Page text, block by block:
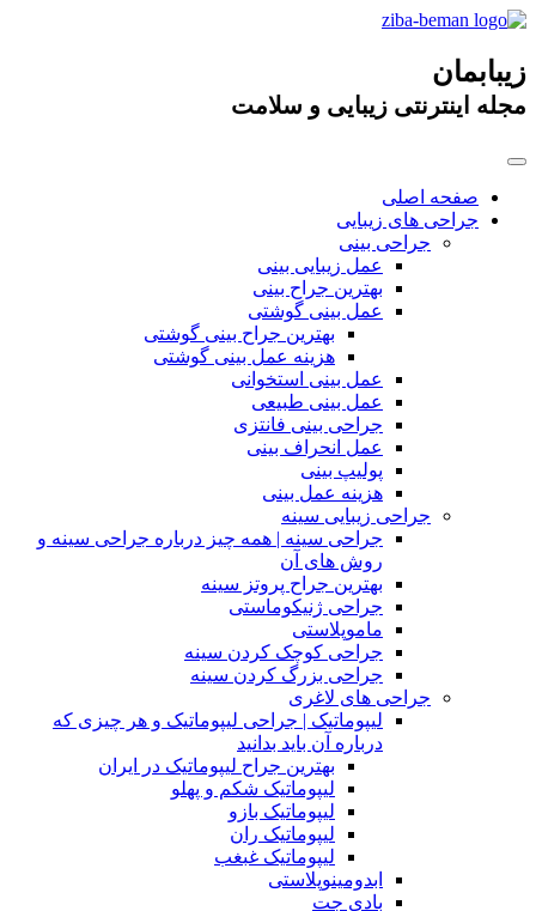
زیبابمان
مجله اینترنتی زیبایی و سلامت
صفحه اصلی
جراحی های زیبایی
جراحی بینی
عمل زیبایی بینی
بهترین جراح بینی
عمل بینی گوشتی
بهترین جراح بینی گوشتی
هزینه عمل بینی گوشتی
عمل بینی استخوانی
عمل بینی طبیعی
جراحی بینی فانتزی
عمل انحراف بینی
پولیپ بینی
هزینه عمل بینی
جراحی زیبایی سینه
جراحی سینه | همه چیز درباره جراحی سینه و
روش های آن
بهترین جراح پروتز سینه
جراحی ژنیکوماستی
ماموپلاستی
جراحی کوچک کردن سینه
جراحی بزرگ کردن سینه
جراحی های لاغری
لیپوماتیک | جراحی لیپوماتیک و هر چیزی که
درباره آن باید بدانید
بهترین جراح لیپوماتیک در ایران
لیپوماتیک شکم و پهلو
لیپوماتیک بازو
لیپوماتیک ران
لیپوماتیک غبغب
ابدومینوپلاستی
بادی‌ جت